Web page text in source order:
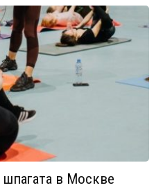
в Москве